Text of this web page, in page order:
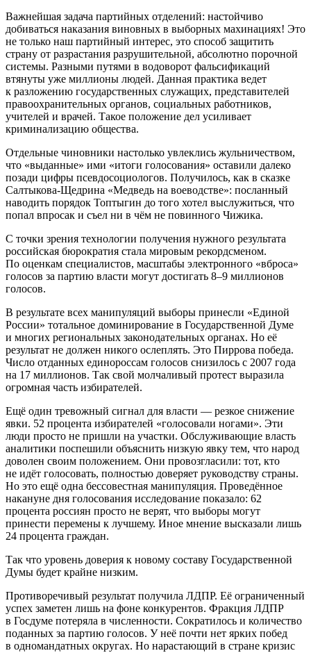
Важнейшая задача партийных отделений: настойчиво
добиваться наказания виновных в выборных махинациях! Это
не только наш партийный интерес, это способ защитить
страну от разрастания разрушительной, абсолютно порочной
системы. Разными путями в водоворот фальсификаций
втянуты уже миллионы людей. Данная практика ведет
к разложению государственных служащих, представителей
правоохранительных органов, социальных работников,
учителей и врачей. Такое положение дел усиливает
криминализацию общества.
Отдельные чиновники настолько увлеклись жульничеством,
что «выданные» ими «итоги голосования» оставили далеко
позади цифры псевдосоциологов. Получилось, как в сказке
Салтыкова-Щедрина «Медведь на воеводстве»: посланный
наводить порядок Топтыгин до того хотел выслужиться, что
попал впросак и съел ни в чём не повинного Чижика.
С точки зрения технологии получения нужного результата
российская бюрократия стала мировым рекордсменом.
По оценкам специалистов, масштабы электронного «вброса»
голосов за партию власти могут достигать 8–9 миллионов
голосов.
В результате всех манипуляций выборы принесли «Единой
России» тотальное доминирование в Государственной Думе
и многих региональных законодательных органах. Но её
результат не должен никого ослеплять. Это Пиррова победа.
Число отданных единороссам голосов снизилось с 2007 года
на 17 миллионов. Так свой молчаливый протест выразила
огромная часть избирателей.
Ещё один тревожный сигнал для власти — резкое снижение
явки. 52 процента избирателей «голосовали ногами». Эти
люди просто не пришли на участки. Обслуживающие власть
аналитики поспешили объяснить низкую явку тем, что народ
доволен своим положением. Они провозгласили: тот, кто
не идёт голосовать, полностью доверяет руководству страны.
Но это ещё одна бессовестная манипуляция. Проведённое
накануне дня голосования исследование показало: 62
процента россиян просто не верят, что выборы могут
принести перемены к лучшему. Иное мнение высказали лишь
24 процента граждан.
Так что уровень доверия к новому составу Государственной
Думы будет крайне низким.
Противоречивый результат получила ЛДПР. Её ограниченный
успех заметен лишь на фоне конкурентов. Фракция ЛДПР
в Госдуме потеряла в численности. Сократилось и количество
поданных за партию голосов. У неё почти нет ярких побед
в одномандатных округах. Но нарастающий в стране кризис